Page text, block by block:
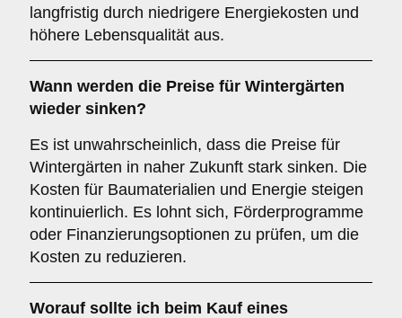
langfristig durch niedrigere Energiekosten und
höhere Lebensqualität aus.
Wann werden die Preise für Wintergärten
wieder sinken?
Es ist unwahrscheinlich, dass die Preise für
Wintergärten in naher Zukunft stark sinken. Die
Kosten für Baumaterialien und Energie steigen
kontinuierlich. Es lohnt sich, Förderprogramme
oder Finanzierungsoptionen zu prüfen, um die
Kosten zu reduzieren.
Worauf sollte ich beim Kauf eines